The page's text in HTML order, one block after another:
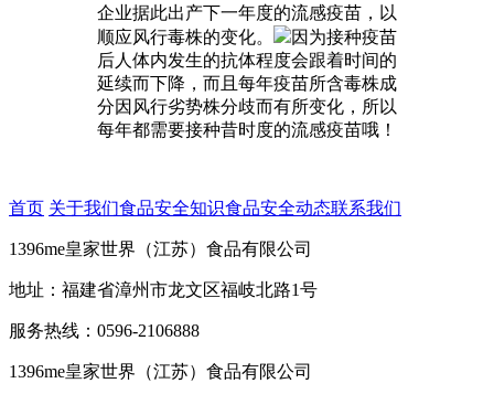
企业据此出产下一年度的流感疫苗，以
顺应风行毒株的变化。
因为接种疫苗
后人体内发生的抗体程度会跟着时间的
延续而下降，而且每年疫苗所含毒株成
分因风行劣势株分歧而有所变化，所以
每年都需要接种昔时度的流感疫苗哦！
首页 关于我们食品安全知识食品安全动态联系我们
1396me皇家世界（江苏）食品有限公司
地址：福建省漳州市龙文区福岐北路1号
服务热线：0596-2106888
1396me皇家世界（江苏）食品有限公司